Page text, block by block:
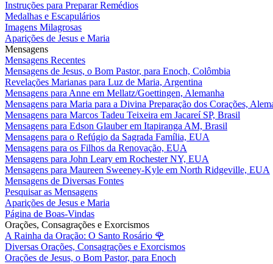
Instruções para Preparar Remédios
Medalhas e Escapulários
Imagens Milagrosas
Aparições de Jesus e Maria
Mensagens
Mensagens Recentes
Mensagens de Jesus, o Bom Pastor, para Enoch, Colômbia
Revelações Marianas para Luz de Maria, Argentina
Mensagens para Anne em Mellatz/Goettingen, Alemanha
Mensagens para Maria para a Divina Preparação dos Corações,
Mensagens para Marcos Tadeu Teixeira em Jacareí SP, Brasil
Mensagens para Edson Glauber em Itapiranga AM, Brasil
Mensagens para o Refúgio da Sagrada Família, EUA
Mensagens para os Filhos da Renovação, EUA
Mensagens para John Leary em Rochester NY, EUA
Mensagens para Maureen Sweeney-Kyle em North Ridgeville, EUA
Mensagens de Diversas Fontes
Pesquisar as Mensagens
Aparições de Jesus e Maria
Página de Boas-Vindas
Orações, Consagrações e Exorcismos
A Rainha da Oração: O Santo Rosário 🌹
Diversas Orações, Consagrações e Exorcismos
Orações de Jesus, o Bom Pastor, para Enoch